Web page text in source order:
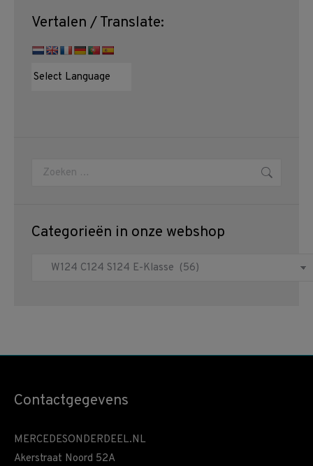
Vertalen / Translate:
Zoeken:
Categorieën in onze webshop
Contactgegevens
MERCEDESONDERDEEL.NL
Akerstraat Noord 52A